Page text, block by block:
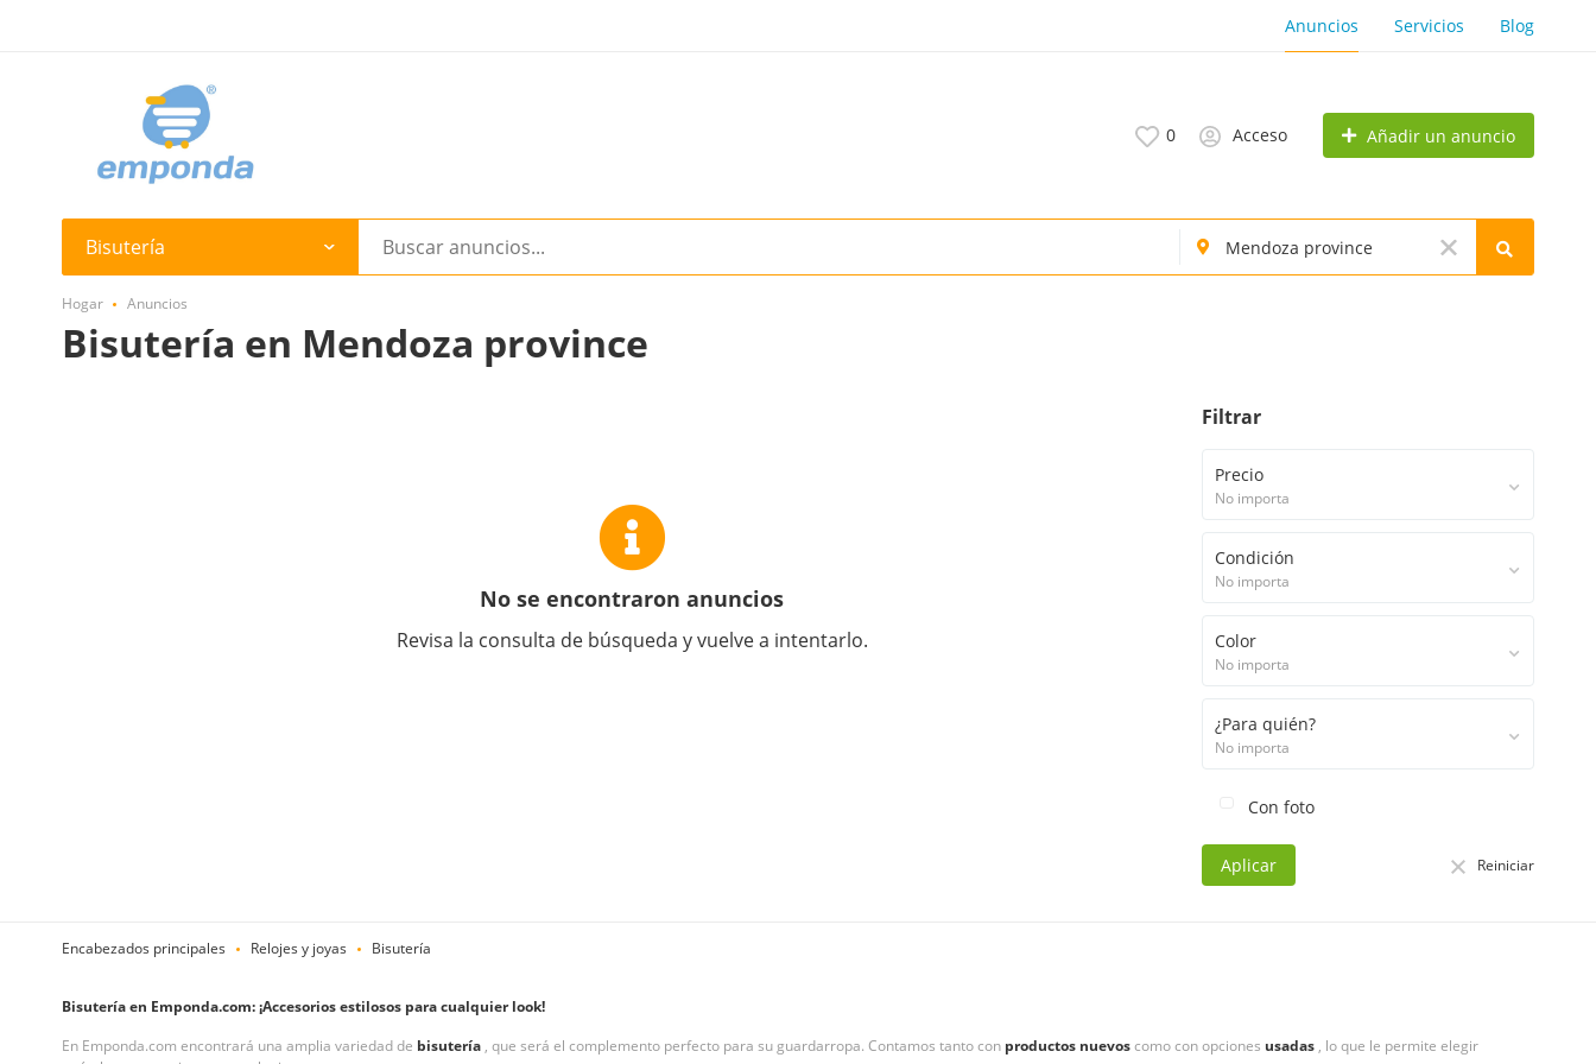
Anuncios Servicios Blog
0 Acceso Añadir un anuncio
Bisutería
Hogar Anuncios
Bisutería en Mendoza province
No se encontraron anuncios
Revisa la consulta de búsqueda y vuelve a intentarlo.
Filtrar
Precio
No importa
Condición
No importa
Color
No importa
¿Para quién?
No importa
Con foto
Aplicar Reiniciar
Encabezados principales Relojes y joyas Bisutería
Bisutería en Emponda.com: ¡Accesorios estilosos para cualquier look!
En Emponda.com encontrará una amplia variedad de bisutería , que será el complemento perfecto para su guardarropa. Contamos tanto con productos nuevoscomo con opciones usadas , lo que le permite elegir